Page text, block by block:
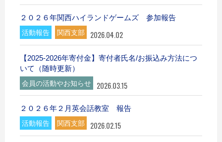
２０２６年関西ハイランドゲームズ 参加報告
活動報告 関西支部 2026.04.02
【2025-2026年寄付金】寄付者氏名/お振込み方法につ
いて（随時更新）
会員の活動やお知らせ 2026.03.15
２０２６年２月英会話教室 報告
活動報告 関西支部 2026.02.15